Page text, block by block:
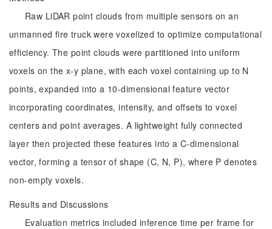
Raw LiDAR point clouds from multiple sensors on an
unmanned fire truck were voxelized to optimize computational
efficiency. The point clouds were partitioned into uniform
voxels on the x-y plane, with each voxel containing up to N
points, expanded into a 10-dimensional feature vector
incorporating coordinates, intensity, and offsets to voxel
centers and point averages. A lightweight fully connected
layer then projected these features into a C-dimensional
vector, forming a tensor of shape (C, N, P), where P denotes
non-empty voxels.
Results and Discussions
Evaluation metrics included inference time per frame for